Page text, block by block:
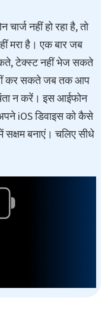
नहीं हो रहा है, तो
मरा है। एक बार जब
टेक्स्ट नहीं भेज सकते
कर सकते जब तक आप
न करें। इस आईफोन
iOS डिवाइस को कैसे
बनाएं। चलिए सीधे